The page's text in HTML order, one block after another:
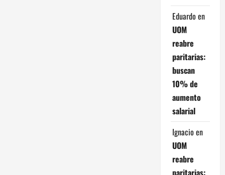
Eduardo en
UOM
reabre
paritarias:
buscan
10% de
aumento
salarial
Ignacio en
UOM
reabre
paritarias: